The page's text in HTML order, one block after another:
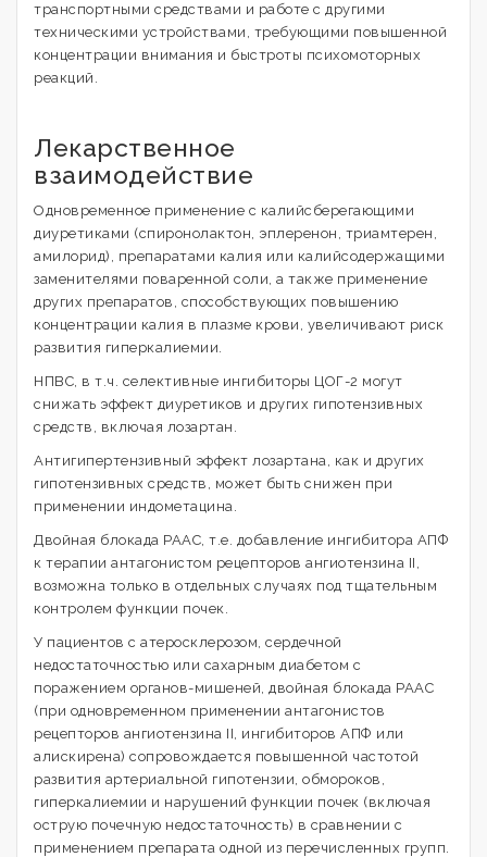
транспортными средствами и работе с другими
техническими устройствами, требующими повышенной
концентрации внимания и быстроты психомоторных
реакций.
Лекарственное
взаимодействие
Одновременное применение с калийсберегающими
диуретиками (спиронолактон, эплеренон, триамтерен,
амилорид), препаратами калия или калийсодержащими
заменителями поваренной соли, а также применение
других препаратов, способствующих повышению
концентрации калия в плазме крови, увеличивают риск
развития гиперкалиемии.
НПВС, в т.ч. селективные ингибиторы ЦОГ-2 могут
снижать эффект диуретиков и других гипотензивных
средств, включая лозартан.
Антигипертензивный эффект лозартана, как и других
гипотензивных средств, может быть снижен при
применении индометацина.
Двойная блокада РААС, т.е. добавление ингибитора АПФ
к терапии антагонистом рецепторов ангиотензина II,
возможна только в отдельных случаях под тщательным
контролем функции почек.
У пациентов с атеросклерозом, сердечной
недостаточностью или сахарным диабетом с
поражением органов-мишеней, двойная блокада РААС
(при одновременном применении антагонистов
рецепторов ангиотензина II, ингибиторов АПФ или
алискирена) сопровождается повышенной частотой
развития артериальной гипотензии, обмороков,
гиперкалиемии и нарушений функции почек (включая
острую почечную недостаточность) в сравнении с
применением препарата одной из перечисленных групп.